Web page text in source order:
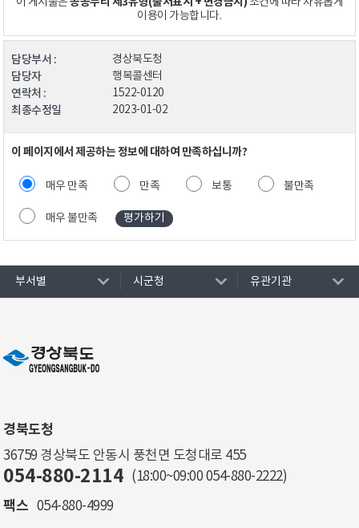
이용이 가능합니다.
담당부서 : 경상북도청
담당자 행복콜센터
연락처 : 1522-0120
최종수정일 2023-01-02
이 페이지에서 제공하는 정보에 대하여 만족하십니까?
매우 만족 만족 보통 불만족
매우 불만족
부서별 시군청 유관기관
경북도청
36759 경상북도 안동시 풍천면 도청대로 455
054-880-2114 (18:00~09:00 054-880-2222)
팩스 054-880-4999